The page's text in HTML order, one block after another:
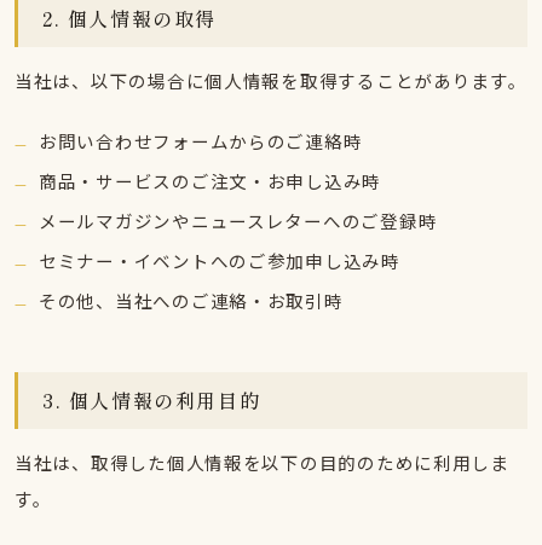
2. 個人情報の取得
当社は、以下の場合に個人情報を取得することがあります。
お問い合わせフォームからのご連絡時
商品・サービスのご注文・お申し込み時
メールマガジンやニュースレターへのご登録時
セミナー・イベントへのご参加申し込み時
その他、当社へのご連絡・お取引時
3. 個人情報の利用目的
当社は、取得した個人情報を以下の目的のために利用しま
す。